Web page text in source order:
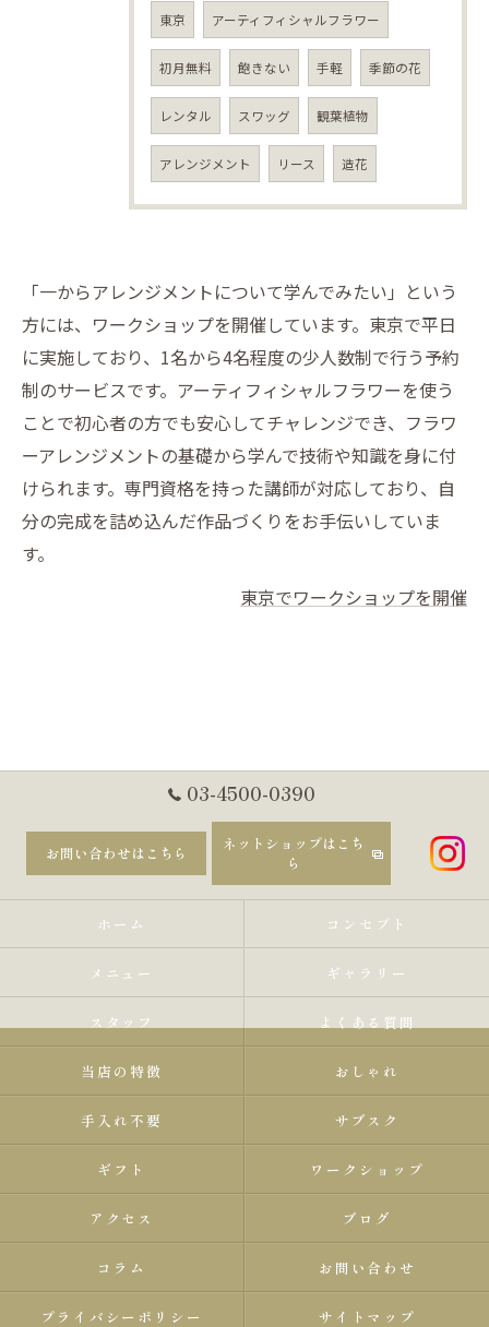
東京 アーティフィシャルフラワー
初月無料 飽きない 手軽 季節の花
レンタル スワッグ 観葉植物
アレンジメント リース 造花
「一からアレンジメントについて学んでみたい」という
方には、ワークショップを開催しています。東京で平日
に実施しており、1名から4名程度の少人数制で行う予約
制のサービスです。アーティフィシャルフラワーを使う
ことで初心者の方でも安心してチャレンジでき、フラワ
ーアレンジメントの基礎から学んで技術や知識を身に付
けられます。専門資格を持った講師が対応しており、自
分の完成を詰め込んだ作品づくりをお手伝いしていま
す。
東京でワークショップを開催
03-4500-0390
お問い合わせはこちら
ネットショップはこち
ら
ホーム コンセプト
メニュー ギャラリー
スタッフ よくある質問
当店の特徴 おしゃれ
手入れ不要 サブスク
ギフト ワークショップ
アクセス ブログ
コラム お問い合わせ
プライバシーポリシー サイトマップ